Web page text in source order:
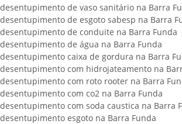
desentupimento de vaso sanitário na Barra
desentupimento de esgoto sabesp na Barra
desentupimento de conduite na Barra Funda
desentupimento de água na Barra Funda
desentupimento caixa de gordura na Barra
desentupimento com hidrojateamento na
desentupimento com roto rooter na Barra
desentupimento com co2 na Barra Funda
desentupimento com soda caustica na Barra
desentupimento esgoto na Barra Funda